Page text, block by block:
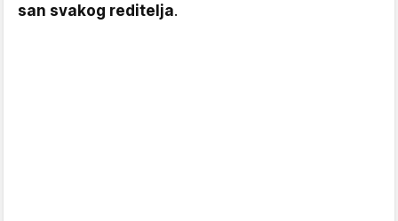
san svakog reditelja.